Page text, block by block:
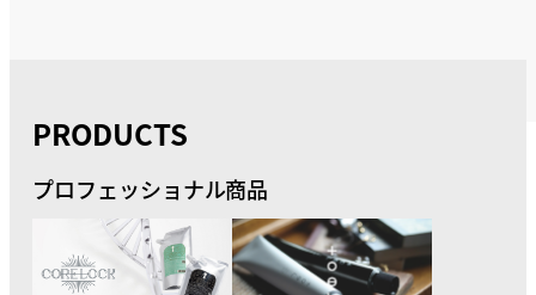
PRODUCTS
プロフェッショナル商品